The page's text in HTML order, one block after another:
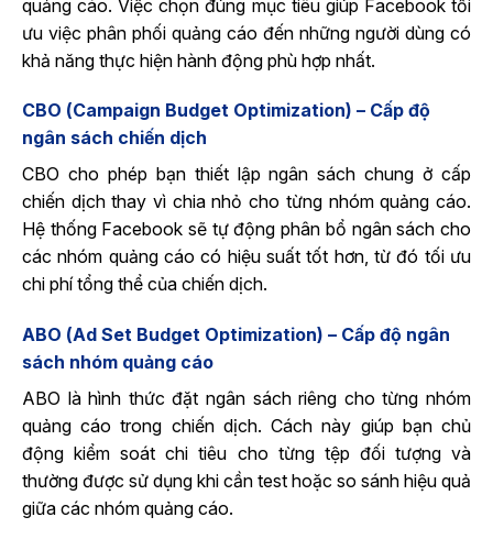
quảng cáo. Việc chọn đúng mục tiêu giúp Facebook tối
ưu việc phân phối quảng cáo đến những người dùng có
khả năng thực hiện hành động phù hợp nhất.
CBO (Campaign Budget Optimization) – Cấp độ
ngân sách chiến dịch
CBO cho phép bạn thiết lập ngân sách chung ở cấp
chiến dịch thay vì chia nhỏ cho từng nhóm quảng cáo.
Hệ thống Facebook sẽ tự động phân bổ ngân sách cho
các nhóm quảng cáo có hiệu suất tốt hơn, từ đó tối ưu
chi phí tổng thể của chiến dịch.
ABO (Ad Set Budget Optimization) – Cấp độ ngân
sách nhóm quảng cáo
ABO là hình thức đặt ngân sách riêng cho từng nhóm
quảng cáo trong chiến dịch. Cách này giúp bạn chủ
động kiểm soát chi tiêu cho từng tệp đối tượng và
thường được sử dụng khi cần test hoặc so sánh hiệu quả
giữa các nhóm quảng cáo.